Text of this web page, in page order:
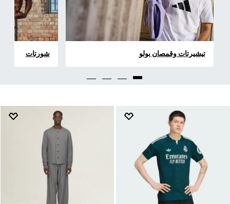
تيشيرتات وقمصان بولو شورتات